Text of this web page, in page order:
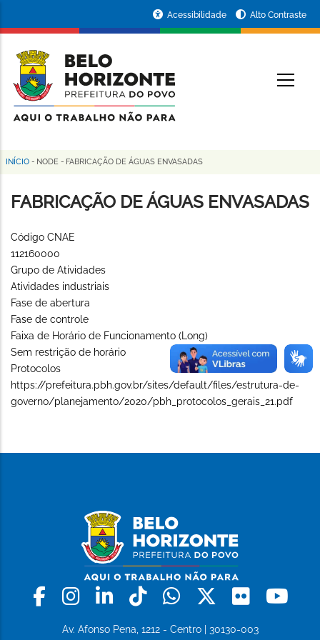
conteúdo
principal
da
Prefeitura
de
Horizonte
Acessibilidade Alto Contraste
Trilha
de
INÍCIO - NODE - FABRICAÇÃO DE ÁGUAS ENVASADAS
FABRICAÇÃO DE ÁGUAS ENVASADAS
Código CNAE
112160000
Grupo de Atividades
Atividades industriais
Fase de abertura
Fase de controle
Faixa de Horário de Funcionamento (Long)
Sem restrição de horário
Protocolos
https://prefeitura.pbh.gov.br/sites/default/files/estrutura-de-
governo/planejamento/2020/pbh_protocolos_gerais_21.pdf
Facebook
Instagram
LinkedinTiktokWhatsapp
X Flickr
Av. Afonso Pena, 1212 - Centro | 30130-003